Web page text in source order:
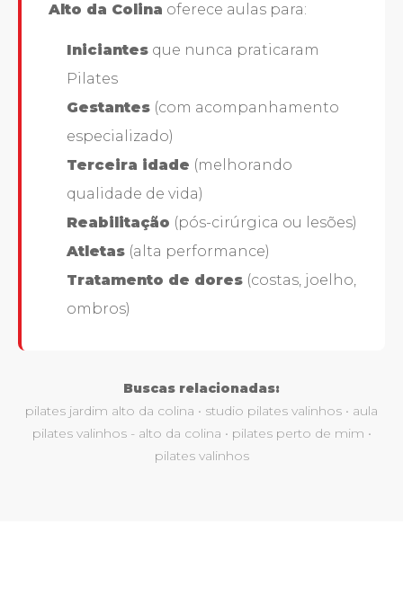
Alto da Colina oferece aulas para:
Iniciantes que nunca praticaram
Pilates
Gestantes (com acompanhamento
especializado)
Terceira idade (melhorando
qualidade de vida)
Reabilitação (pós-cirúrgica ou lesões)
Atletas (alta performance)
Tratamento de dores (costas, joelho,
ombros)
Buscas relacionadas:
pilates jardim alto da colina • studio pilates valinhos • aula
pilates valinhos - alto da colina • pilates perto de mim •
pilates valinhos